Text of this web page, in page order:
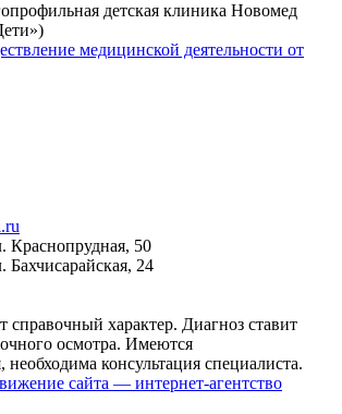
детская клиника Новомед
медицинской деятельности от
Краснопрудная, 50
Бахчисарайская, 24
характер. Диагноз ставит
осмотра. Имеются
необходима консультация специалиста.
сайта — интернет-агентство